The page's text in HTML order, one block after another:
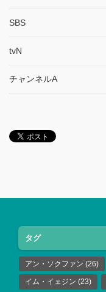
SBS
tvN
チャンネルA
タグ
アン・ソクファン (26)
イム・イェジン (23)